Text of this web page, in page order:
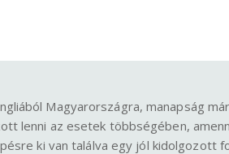
Magyarországra, manapság
lenni az esetek többségében,
ki van találva egy jól kidolgozott